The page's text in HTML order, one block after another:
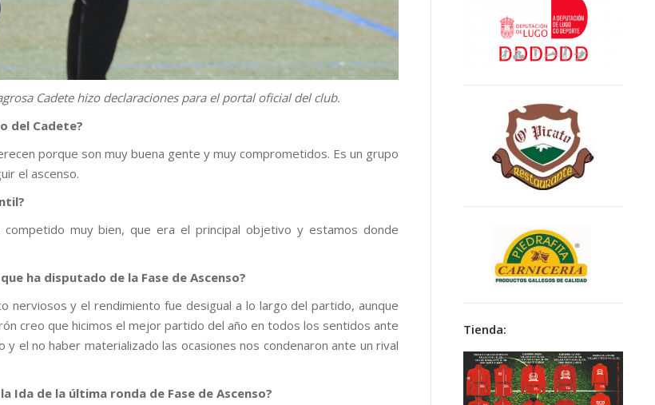
Cadete hizo declaraciones para el portal oficial del club.
del Cadete?
porque son muy buena gente y muy comprometidos. Es un grupo
el ascenso.
muy bien, que era el principal objetivo y estamos donde
ha disputado de la Fase de Ascenso?
nerviosos y el rendimiento fue desigual a lo largo del partido, aunque
creo que hicimos el mejor partido del año en todos los sentidos ante
el no haber materializado las ocasiones nos condenaron ante un rival
Ida de la última ronda de Fase de Ascenso?
Tienda: